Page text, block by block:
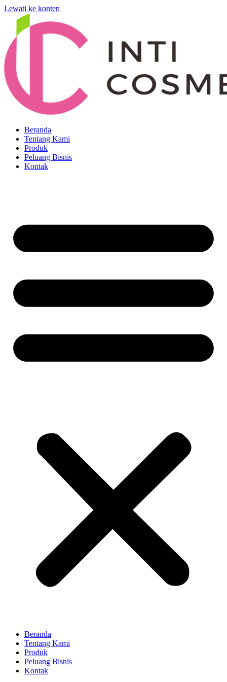
Lewati ke konten
Beranda
Tentang Kami
Produk
Peluang Bisnis
Kontak
Beranda
Tentang Kami
Produk
Peluang Bisnis
Kontak